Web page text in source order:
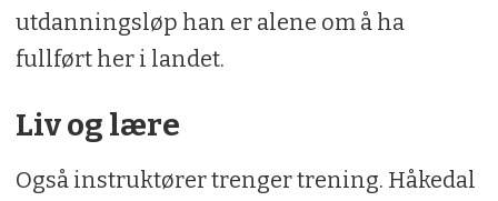
utdanningsløp han er alene om å ha
fullført her i landet.
Liv og lære
Også instruktører trenger trening. Håkedal